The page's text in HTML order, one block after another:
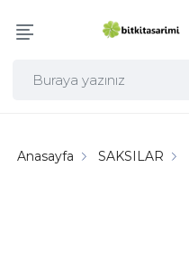
Anasayfa SAKSILAR